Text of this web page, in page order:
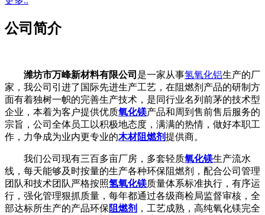
公司简介
潍坊市万峰新材料有限公司 是一家从事氢氧化铝生产的厂
家，我公司引进了国际先进生产工艺，在阻燃剂产品的研制方
面有着独树一帜的完善生产技术，是同行业名列前茅的技术型
企业，本着为客户提供优质氧化镁产品和周到售前售后服务的
宗旨，公司全体员工以积极地态度，满满的热情，做好本职工
作，力争成为业内更专业的木材阻燃剂提供商。
我们公司现有三百多亩厂房，多套轻质氧化镁生产流水
线，每天能够及时按量的生产各种环保阻燃剂，配合公司管理
团队和技术团队严格按照氢氧化镁质量体系标准执行，有序运
行，强化管理狠抓质量，每年都通过各级商检局监督审核，全
部达标所生产的产品环保阻燃剂 ，工艺成熟，高纯氧化镁完全